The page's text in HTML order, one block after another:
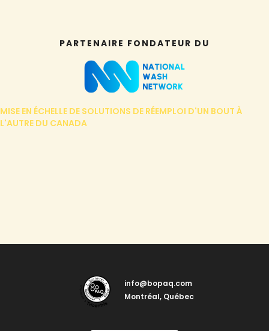
PARTENAIRE FONDATEUR DU
MISE EN ÉCHELLE DE SOLUTIONS DE RÉEMPLOI D'UN BOUT À
L'AUTRE DU CANADA
info@bopaq.com
Montréal, Québec